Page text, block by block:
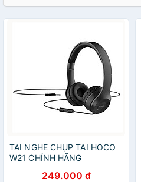
TAI NGHE CHỤP TAI HOCO
W21 CHÍNH HÃNG
249.000 đ